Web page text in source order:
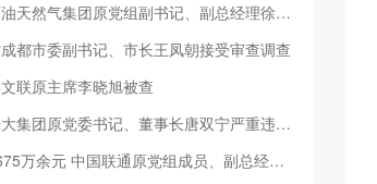
气集团原党组副书记、副总经理徐文荣严重违纪违法被开除党籍
都市委副书记、市长王凤朝接受审查调查
联原主席李晓旭被查
团原党委书记、董事长唐双宁严重违纪违法被开除党籍
余元 中国联通原党组成员、副总经理曹兴信一审获刑十二年